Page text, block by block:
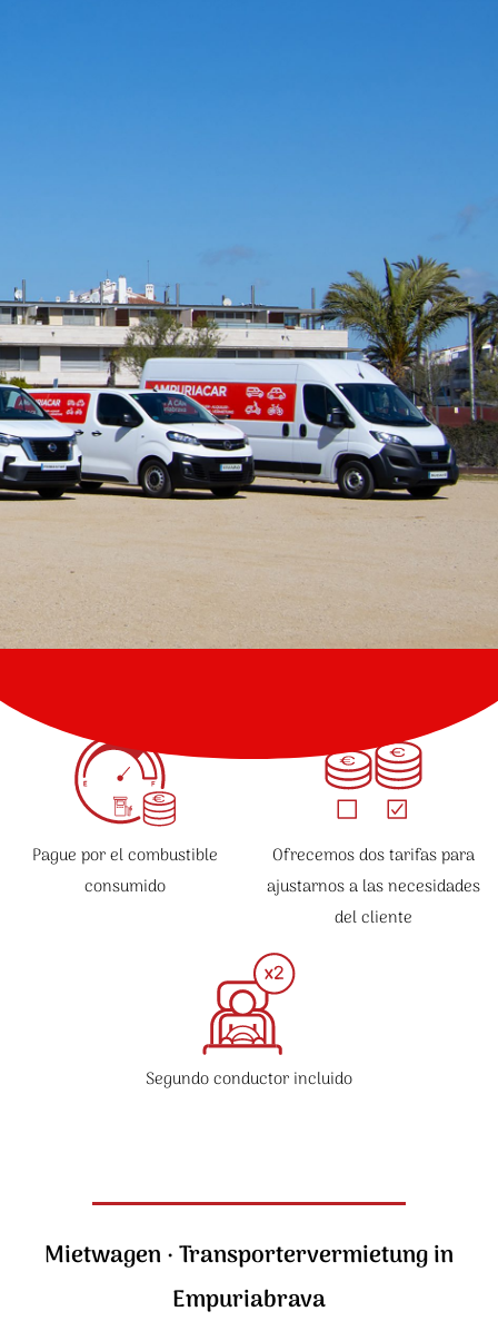
Pague por el combustible
consumido
Ofrecemos dos tarifas para
ajustarnos a las necesidades
del cliente
Segundo conductor incluido
Mietwagen · Transportervermietung in
Empuriabrava